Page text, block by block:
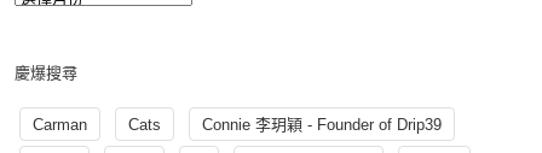
慶爆搜尋
Carman Cats Connie 李玥穎 - Founder of Drip39